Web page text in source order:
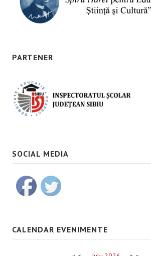
PARTENER
SOCIAL MEDIA
CALENDAR EVENIMENTE